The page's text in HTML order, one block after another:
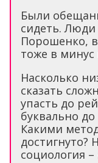
Были
сидеть. Люди
Порошенко,
тоже в минус
Насколько
сказать
упасть до
буквально
Какими
достигнуто?
социология